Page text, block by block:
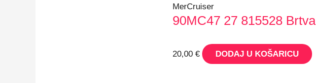
MerCruiser
90MC47 27 815528 Brtva
20,00 € DODAJ U KOŠARICU